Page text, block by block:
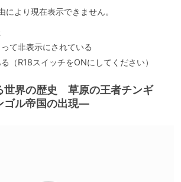
により現在表示できません。
て非表示にされている
（R18スイッチをONにしてください）
世界の歴史 草原の王者チンギ
ゴル帝国の出現―